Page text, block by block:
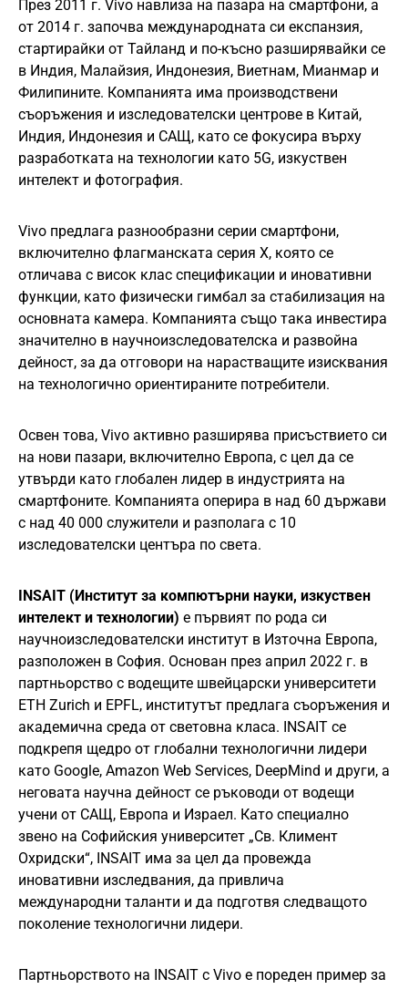
През 2011 г. Vivo навлиза на пазара на смартфони, а
от 2014 г. започва международната си експанзия,
стартирайки от Тайланд и по-късно разширявайки се
в Индия, Малайзия, Индонезия, Виетнам, Мианмар и
Филипините. Компанията има производствени
съоръжения и изследователски центрове в Китай,
Индия, Индонезия и САЩ, като се фокусира върху
разработката на технологии като 5G, изкуствен
интелект и фотография.
Vivo предлага разнообразни серии смартфони,
включително флагманската серия X, която се
отличава с висок клас спецификации и иновативни
функции, като физически гимбал за стабилизация на
основната камера. Компанията също така инвестира
значително в научноизследователска и развойна
дейност, за да отговори на нарастващите изисквания
на технологично ориентираните потребители. ​
Освен това, Vivo активно разширява присъствието си
на нови пазари, включително Европа, с цел да се
утвърди като глобален лидер в индустрията на
смартфоните. Компанията оперира в над 60 държави
с над 40 000 служители и разполага с 10
изследователски центъра по света.
INSAIT (Институт за компютърни науки, изкуствен
интелект и технологии) е първият по рода си
научноизследователски институт в Източна Европа,
разположен в София. Основан през април 2022 г. в
партньорство с водещите швейцарски университети
ETH Zurich и EPFL, институтът предлага съоръжения и
академична среда от световна класа. INSAIT се
подкрепя щедро от глобални технологични лидери
като Google, Amazon Web Services, DeepMind и други, а
неговата научна дейност се ръководи от водещи
учени от САЩ, Европа и Израел. Като специално
звено на Софийския университет „Св. Климент
Охридски“, INSAIT има за цел да провежда
иновативни изследвания, да привлича
международни таланти и да подготвя следващото
поколение технологични лидери.
Партньорството на INSAIT с Vivo е пореден пример за